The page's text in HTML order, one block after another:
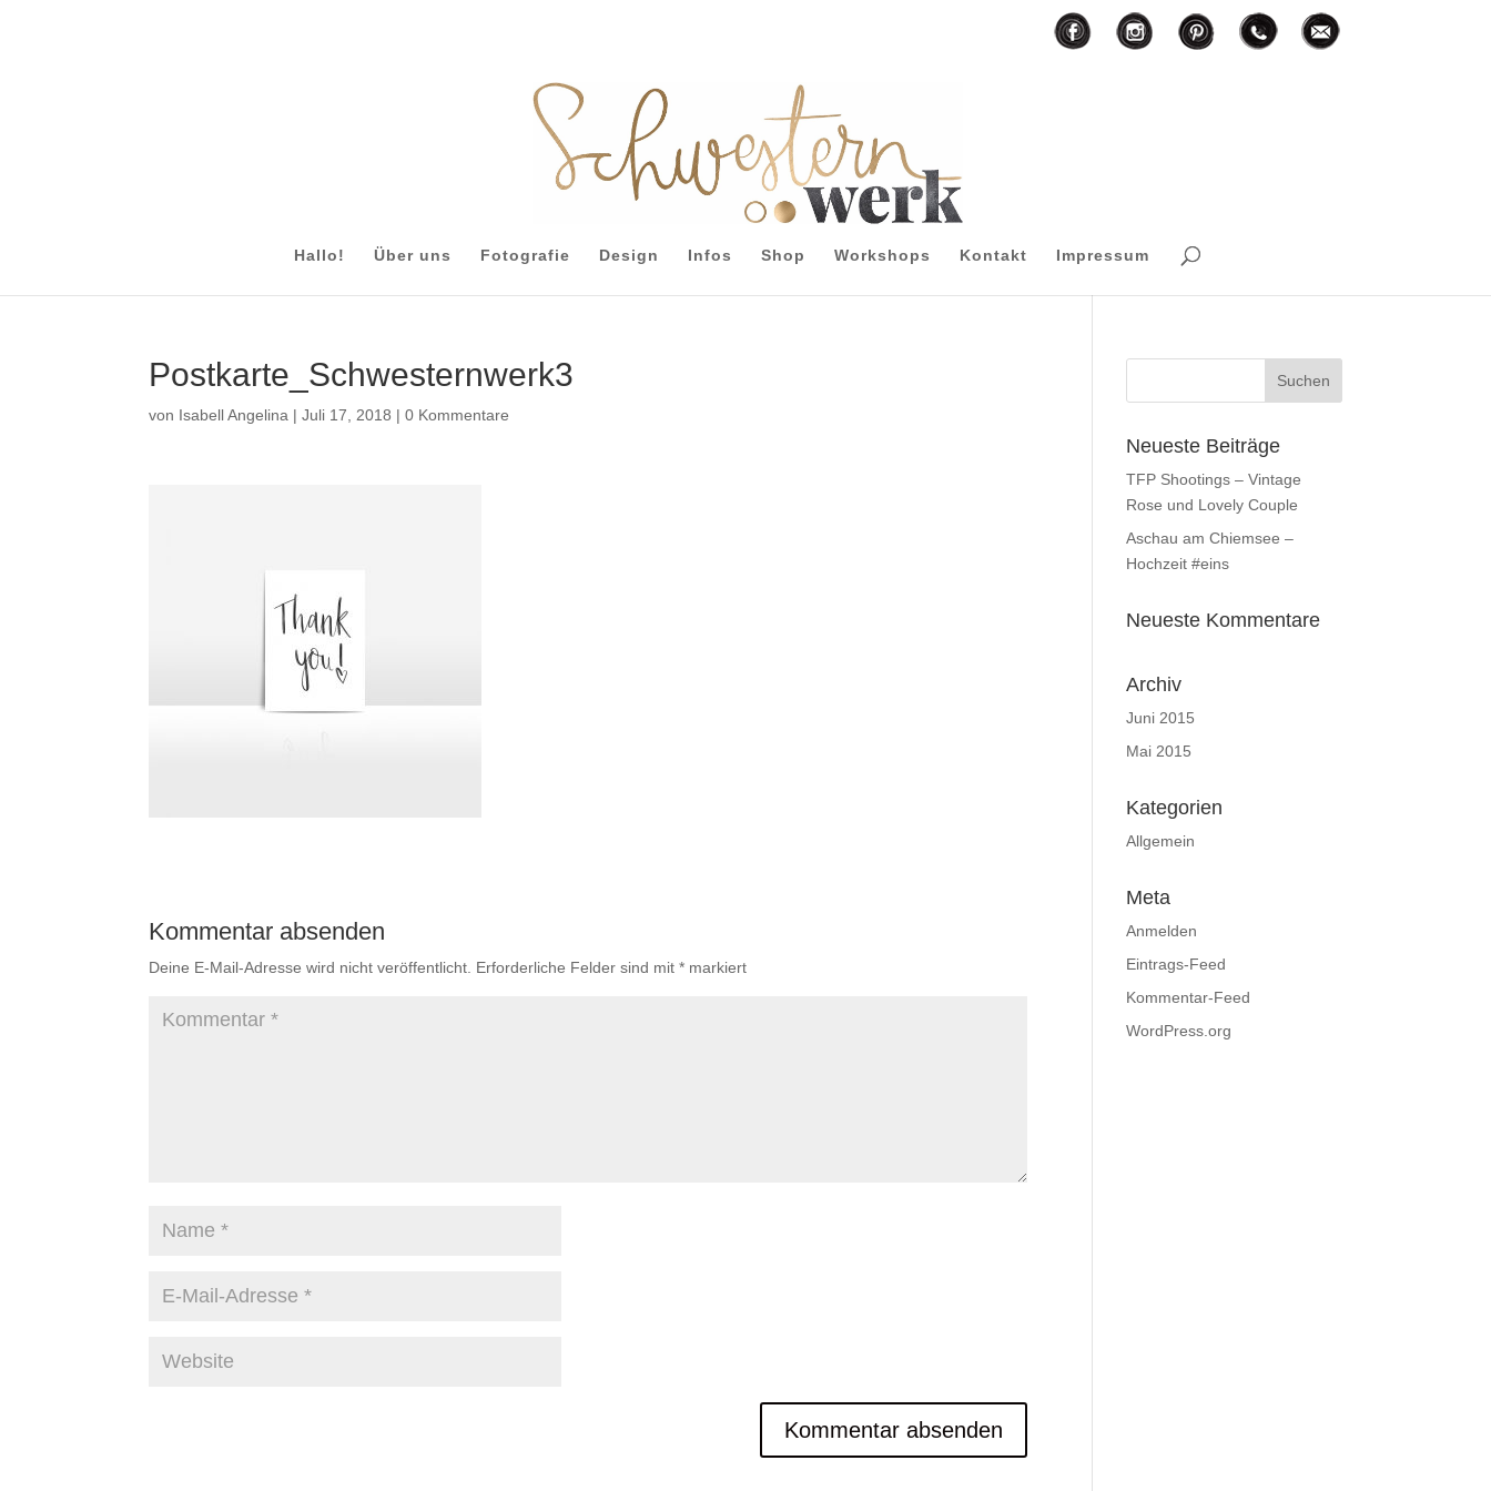
Hallo! Über uns Fotografie Design Infos Shop Workshops Kontakt Impressum
Postkarte_Schwesternwerk3
von Isabell Angelina |Juli 17, 2018 |0 Kommentare
Kommentar absenden
Deine E-Mail-Adresse wird nicht veröffentlicht. Erforderliche Felder sind mit* markiert
Neueste Beiträge
TFP Shootings – Vintage
Rose und Lovely Couple
Aschau am Chiemsee –
Hochzeit #eins
Neueste Kommentare
Archiv
Juni 2015
Mai 2015
Kategorien
Allgemein
Meta
Anmelden
Eintrags-Feed
Kommentar-Feed
WordPress.org